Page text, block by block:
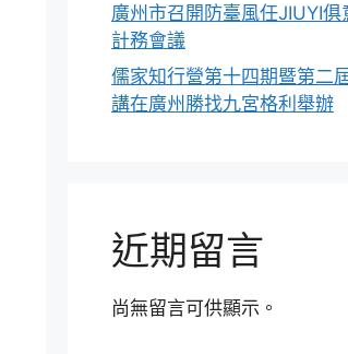
廣州市召開防臺風任JIUYI俱
計務會議
儒家知行營第十四期暨第二
講在廣州勝找九宮格利舉辦
近期留言
尚無留言可供顯示。